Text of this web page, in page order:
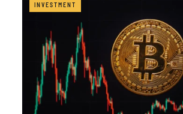
INVESTMENT